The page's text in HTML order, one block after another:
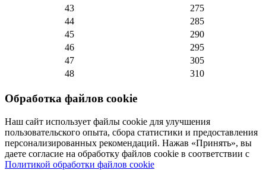
43
275
44
285
45
290
46
295
47
305
48
310
Обработка файлов cookie
Наш сайт использует файлы cookie для улучшения
пользовательского опыта, сбора статистики и предоставления
персонализированных рекомендаций. Нажав «Принять», вы
даете согласие на обработку файлов cookie в соответствии с
Политикой обработки файлов cookie